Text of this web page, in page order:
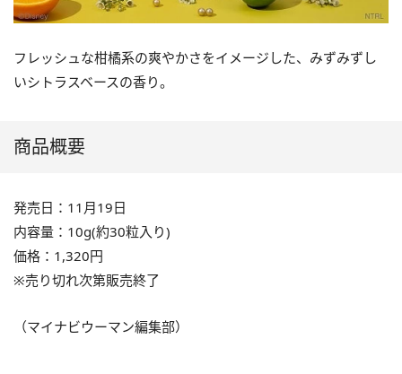
フレッシュな柑橘系の爽やかさをイメージした、みずみずし
いシトラスベースの香り。
商品概要
発売日：11月19日
内容量：10g(約30粒入り)
価格：1,320円
※売り切れ次第販売終了
（マイナビウーマン編集部）